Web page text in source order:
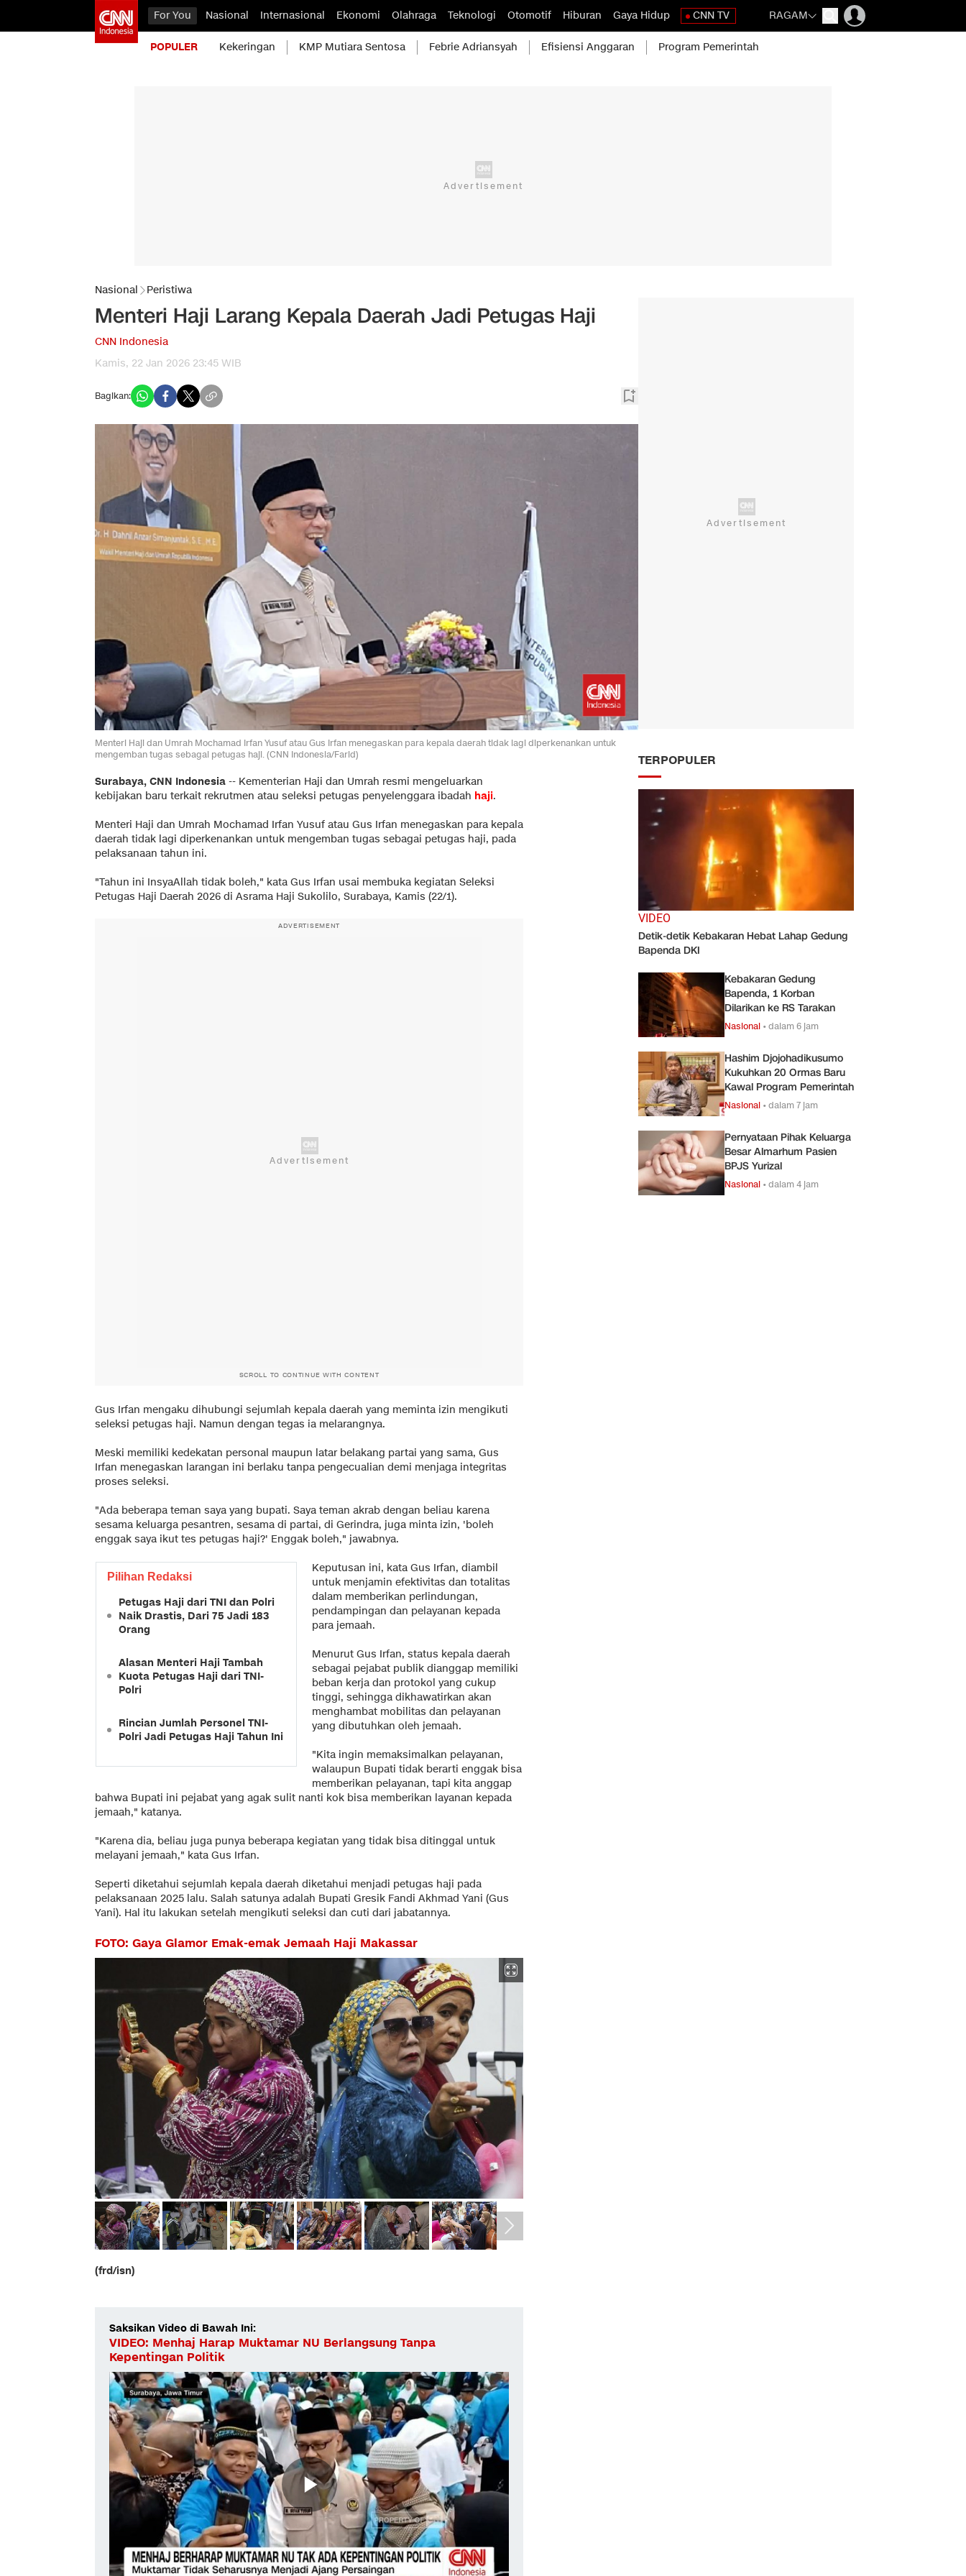
For You Nasional Internasional Ekonomi Olahraga Teknologi Otomotif Hiburan Gaya Hidup CNN TV RAGAM
POPULER Kekeringan KMP Mutiara Sentosa Febrie Adriansyah Efisiensi Anggaran Program Pemerintah
Nasional Peristiwa
Menteri Haji Larang Kepala Daerah Jadi Petugas Haji
CNN Indonesia
Kamis, 22 Jan 2026 23:45 WIB
Bagikan:
Menteri Haji dan Umrah Mochamad Irfan Yusuf atau Gus Irfan menegaskan para kepala daerah tidak lagi diperkenankan untuk
mengemban tugas sebagai petugas haji. (CNN Indonesia/Farid)
Surabaya, CNN Indonesia -- Kementerian Haji dan Umrah resmi mengeluarkan
kebijakan baru terkait rekrutmen atau seleksi petugas penyelenggara ibadah haji.
Menteri Haji dan Umrah Mochamad Irfan Yusuf atau Gus Irfan menegaskan para kepala
daerah tidak lagi diperkenankan untuk mengemban tugas sebagai petugas haji, pada
pelaksanaan tahun ini.
"Tahun ini InsyaAllah tidak boleh," kata Gus Irfan usai membuka kegiatan Seleksi
Petugas Haji Daerah 2026 di Asrama Haji Sukolilo, Surabaya, Kamis (22/1).
ADVERTISEMENT
SCROLL TO CONTINUE WITH CONTENT
Gus Irfan mengaku dihubungi sejumlah kepala daerah yang meminta izin mengikuti
seleksi petugas haji. Namun dengan tegas ia melarangnya.
Meski memiliki kedekatan personal maupun latar belakang partai yang sama, Gus
Irfan menegaskan larangan ini berlaku tanpa pengecualian demi menjaga integritas
proses seleksi.
"Ada beberapa teman saya yang bupati. Saya teman akrab dengan beliau karena
sesama keluarga pesantren, sesama di partai, di Gerindra, juga minta izin, 'boleh
enggak saya ikut tes petugas haji?' Enggak boleh," jawabnya.
Pilihan Redaksi
Petugas Haji dari TNI dan Polri
Naik Drastis, Dari 75 Jadi 183
Orang
Alasan Menteri Haji Tambah
Kuota Petugas Haji dari TNI-
Polri
Rincian Jumlah Personel TNI-
Polri Jadi Petugas Haji Tahun Ini
Keputusan ini, kata Gus Irfan, diambil
untuk menjamin efektivitas dan totalitas
dalam memberikan perlindungan,
pendampingan dan pelayanan kepada
para jemaah.
Menurut Gus Irfan, status kepala daerah
sebagai pejabat publik dianggap memiliki
beban kerja dan protokol yang cukup
tinggi, sehingga dikhawatirkan akan
menghambat mobilitas dan pelayanan
yang dibutuhkan oleh jemaah.
"Kita ingin memaksimalkan pelayanan,
walaupun Bupati tidak berarti enggak bisa
memberikan pelayanan, tapi kita anggap
bahwa Bupati ini pejabat yang agak sulit nanti kok bisa memberikan layanan kepada
jemaah," katanya.
"Karena dia, beliau juga punya beberapa kegiatan yang tidak bisa ditinggal untuk
melayani jemaah," kata Gus Irfan.
Seperti diketahui sejumlah kepala daerah diketahui menjadi petugas haji pada
pelaksanaan 2025 lalu. Salah satunya adalah Bupati Gresik Fandi Akhmad Yani (Gus
Yani). Hal itu lakukan setelah mengikuti seleksi dan cuti dari jabatannya.
FOTO: Gaya Glamor Emak-emak Jemaah Haji Makassar
(frd/isn)
Saksikan Video di Bawah Ini:
VIDEO: Menhaj Harap Muktamar NU Berlangsung Tanpa
Kepentingan Politik
TERPOPULER
VIDEO
Detik-detik Kebakaran Hebat Lahap Gedung
Bapenda DKI
Kebakaran Gedung
Bapenda, 1 Korban
Dilarikan ke RS Tarakan
Nasional •dalam 6 jam
Hashim Djojohadikusumo
Kukuhkan 20 Ormas Baru
Kawal Program Pemerintah
Nasional •dalam 7 jam
Pernyataan Pihak Keluarga
Besar Almarhum Pasien
BPJS Yurizal
Nasional •dalam 4 jam